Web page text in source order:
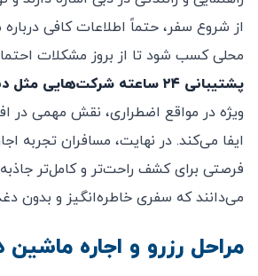
از شروع سفر، حتماً اطلاعات کافی
محلی کسب شود تا از بروز مشکلات
پشتیبانی ۲۴ ساعته شرکت‌هایی مثل دبی دیسکانت
ویژه در مواقع اضطراری، نقش مهمی در
ایفا می‌کند. در نهایت، مسافران تجربه
فرصتی برای کشف راحت‌تر و کامل‌تر
می‌دانند که سفری خاطره‌انگیز و بدون
مراحل رزرو و اجاره ماشین